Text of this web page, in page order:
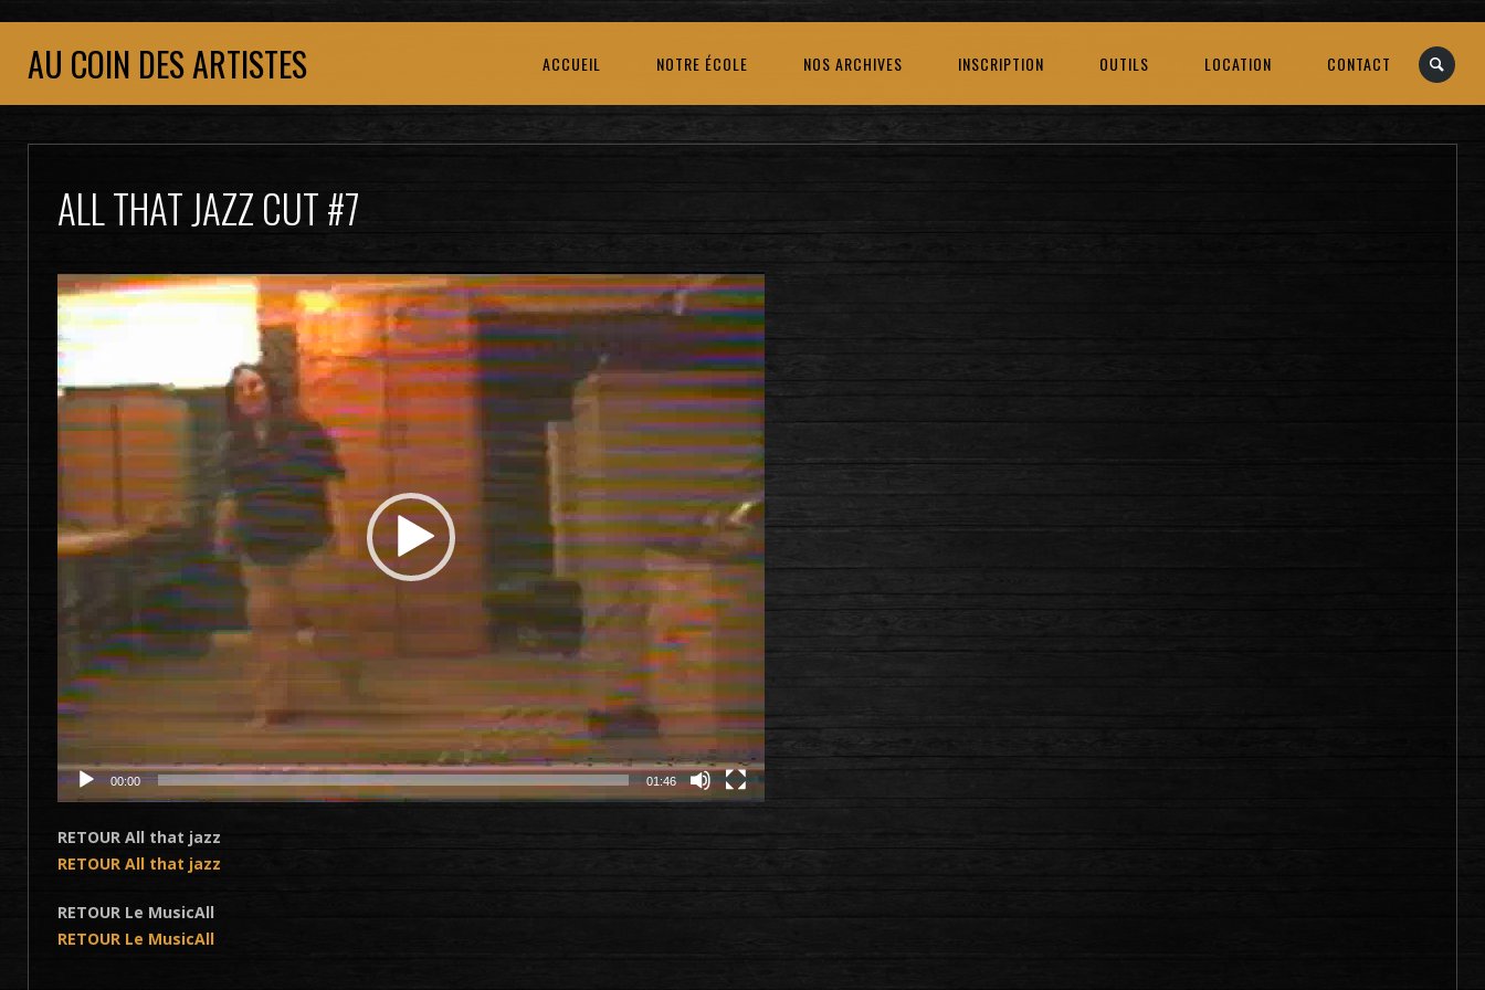
AU COIN DES ARTISTES ACCUEIL NOTRE ÉCOLE NOS ARCHIVES INSCRIPTION OUTILS LOCATION CONTACT
ALL THAT JAZZ CUT #7
Lecteur
vidéo
00:00 01:46
RETOUR All that jazz
RETOUR All that jazz
RETOUR Le MusicAll
RETOUR Le MusicAll